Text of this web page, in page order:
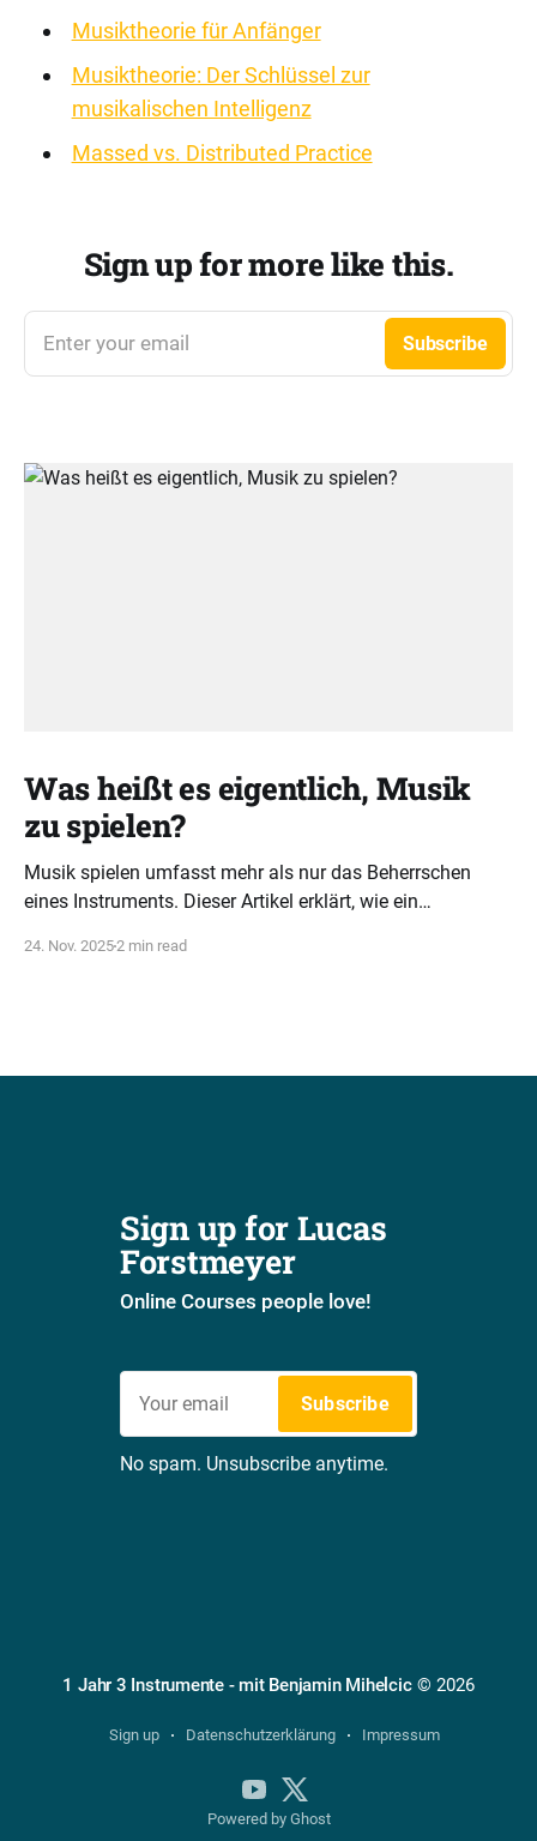
Musiktheorie für Anfänger
Musiktheorie: Der Schlüssel zur
musikalischen Intelligenz
Massed vs. Distributed Practice
Sign up for more like this.
Enter your email Subscribe
Was heißt es eigentlich, Musik
zu spielen?
Musik spielen umfasst mehr als nur das Beherrschen
eines Instruments. Dieser Artikel erklärt, wie ein
24. Nov. 20252 min read
Sign up for Lucas
Forstmeyer
Online Courses people love!
Subscribe
No spam. Unsubscribe anytime.
1 Jahr 3 Instrumente - mit Benjamin Mihelcic© 2026
Sign up Datenschutzerklärung Impressum
Powered by Ghost